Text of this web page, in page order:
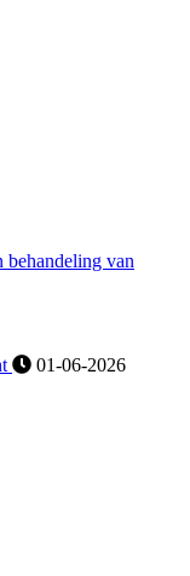
behandeling van
01-06-2026